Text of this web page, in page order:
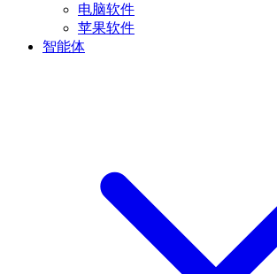
电脑软件
苹果软件
智能体